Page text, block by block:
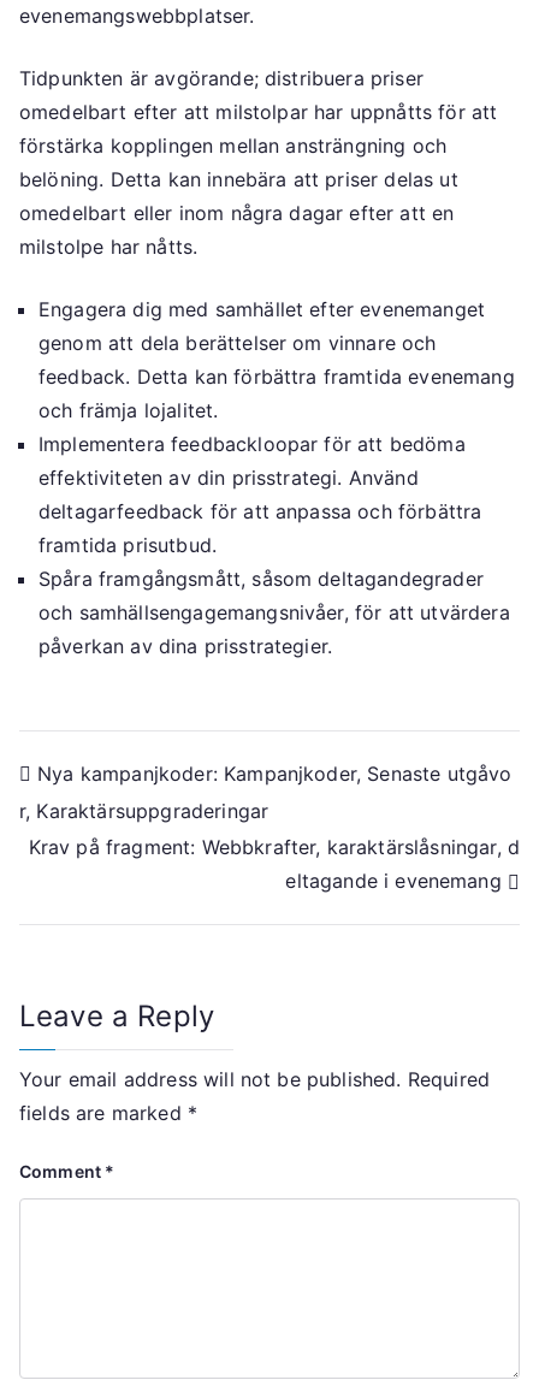
evenemangswebbplatser.
Tidpunkten är avgörande; distribuera priser
omedelbart efter att milstolpar har uppnåtts för att
förstärka kopplingen mellan ansträngning och
belöning. Detta kan innebära att priser delas ut
omedelbart eller inom några dagar efter att en
milstolpe har nåtts.
Engagera dig med samhället efter evenemanget
genom att dela berättelser om vinnare och
feedback. Detta kan förbättra framtida evenemang
och främja lojalitet.
Implementera feedbackloopar för att bedöma
effektiviteten av din prisstrategi. Använd
deltagarfeedback för att anpassa och förbättra
framtida prisutbud.
Spåra framgångsmått, såsom deltagandegrader
och samhällsengagemangsnivåer, för att utvärdera
påverkan av dina prisstrategier.
Post
navigation
Nya kampanjkoder: Kampanjkoder, Senaste utgåvo
r, Karaktärsuppgraderingar
Krav på fragment: Webbkrafter, karaktärslåsningar, d
eltagande i evenemang
Leave a Reply
Your email address will not be published. Required
fields are marked *
Comment *